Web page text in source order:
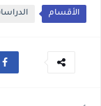
الأقسام